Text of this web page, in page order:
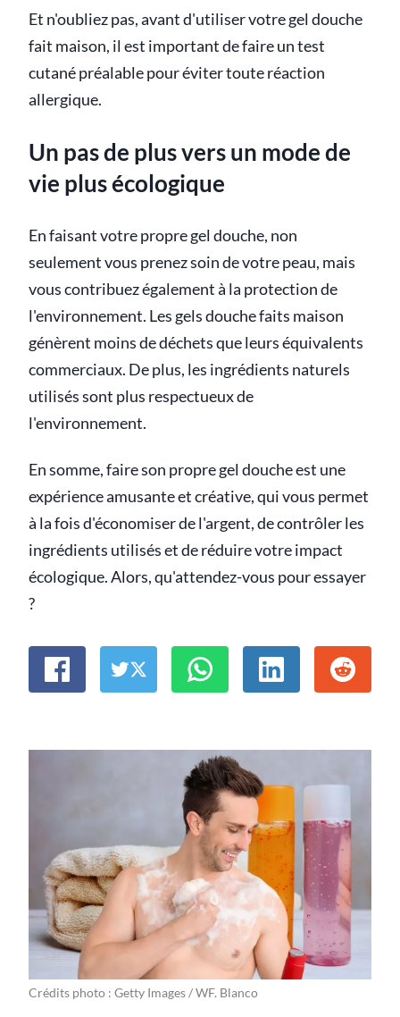
Et n'oubliez pas, avant d'utiliser votre gel douche
fait maison, il est important de faire un test
cutané préalable pour éviter toute réaction
allergique.
Un pas de plus vers un mode de
vie plus écologique
En faisant votre propre gel douche, non
seulement vous prenez soin de votre peau, mais
vous contribuez également à la protection de
l'environnement. Les gels douche faits maison
génèrent moins de déchets que leurs équivalents
commerciaux. De plus, les ingrédients naturels
utilisés sont plus respectueux de
l'environnement.
En somme, faire son propre gel douche est une
expérience amusante et créative, qui vous permet
à la fois d'économiser de l'argent, de contrôler les
ingrédients utilisés et de réduire votre impact
écologique. Alors, qu'attendez-vous pour essayer
?
Crédits photo : Getty Images / WF. Blanco